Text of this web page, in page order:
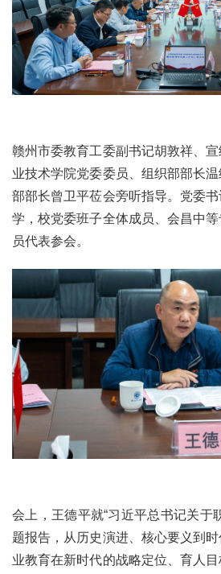
赣州市委教育工委副书记胡敦祥、
业技术学院党委委员、组织部部长
部部长曾卫平莅会旁听指导。党委
学，校党委班子全体成员、会昌中
员代表参会。
会上，王德平就“习近平总书记关于
题报告，从历史演进、核心要义到
业教育在新时代的战略定位、育人